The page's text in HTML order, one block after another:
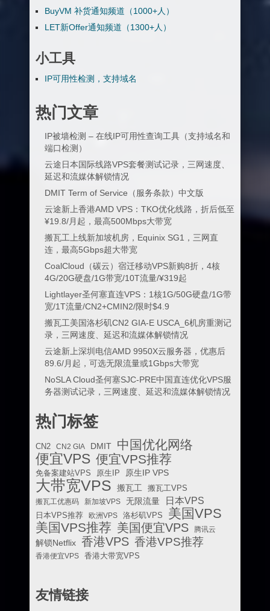
BuyVM 补货通知频道（1000+人）
LET新Offer通知频道（1300+人）
小工具
IP可用性检测，支持域名
热门文章
IP被墙检测 – 在线IP可用性查询工具（支持域名和
端口检测）
云途日本国际线路VPS套餐测试记录，三网速度、
延迟和流媒体解锁情况
DMIT Term of Service（服务条款）中文版
云途新上香港AMD VPS：TKO优化线路，折后低至
¥19.8/月起，最高500Mbps大带宽
搬瓦工上线新加坡机房，Equinix SG1，三网直
连，最高5Gbps超大带宽
CoalCloud（碳云）宿迁移动VPS新购8折，4核
4G/20G硬盘/1G带宽/10T流量/¥319起
Lightlayer圣何塞直连VPS：1核1G/50G硬盘/1G带
宽/1T流量/CN2+CMIN2/限时$4.9
搬瓦工美国洛杉矶CN2 GIA-E USCA_6机房重测记
录，三网速度、延迟和流媒体解锁情况
云途新上深圳电信AMD 9950X云服务器，优惠后
89.6/月起，可选无限流量或1Gbps大带宽
NoSLA Cloud圣何塞SJC-PRE中国直连优化VPS服
务器测试记录，三网速度、延迟和流媒体解锁情况
热门标签
CN2 CN2 GIA DMIT 中国优化网络
便宜VPS 便宜VPS推荐
免备案建站VPS 原生IP 原生IP VPS
大带宽VPS 搬瓦工
搬瓦工VPS
搬瓦工优惠码
新加坡VPS 无限流量 日本VPS
日本VPS推荐 欧洲VPS 洛杉矶VPS 美国VPS
美国VPS推荐 美国便宜VPS 腾讯云
解锁Netflix 香港VPS 香港VPS推荐
香港便宜VPS 香港大带宽VPS
友情链接